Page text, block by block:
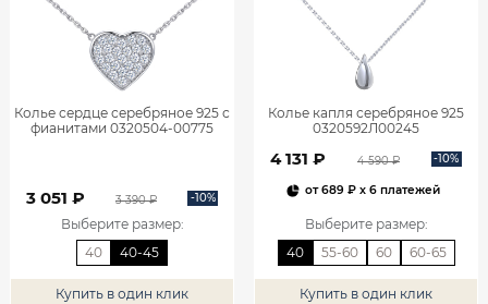
Колье сердце серебряное 925 с
фианитами 0320504-00775
3 051 ₽ 3 390 ₽ -10%
Выберите размер:
40
40-45
Купить в один клик
Колье капля серебряное 925
0320592Л00245
4 131 ₽ 4 590 ₽ -10%
от689 ₽ x 6 платежей
Выберите размер:
40
55-60 60 60-65
Купить в один клик